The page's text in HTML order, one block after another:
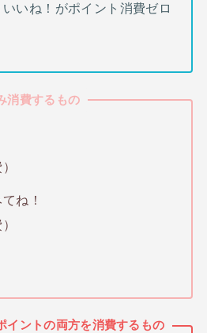
いいね！がポイント消費ゼロ
消費するもの
ね！
イントの両方を消費するもの